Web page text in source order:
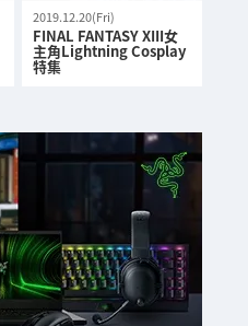
2019.12.20(Fri)
FINAL FANTASY XIII女
主角Lightning Cosplay
特集